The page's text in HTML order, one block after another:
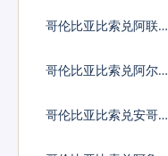
哥伦比亚比索兑阿联酋
哥伦比亚比索兑阿尔巴
哥伦比亚比索兑安哥拉